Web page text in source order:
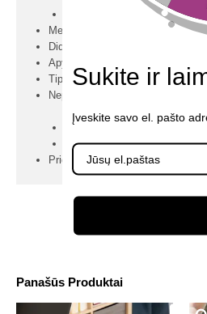
Panašūs Produktai
Medžiaga: PVC
Didžiausias išlaikomas svoris:
Apytiksliai matmenys: 177 x 66 x
Tipas: Pripučiama sofa
Nepridedama:
Rankinis siurblys
Elektrinė oro pompa
Pridedama: Taisymo rinkinys
Sukite ir
Įveskite savo el. pašto